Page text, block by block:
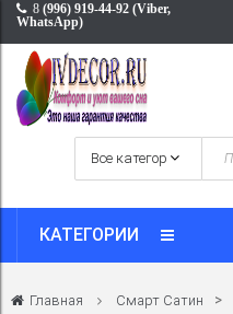
8 (996) 919-44-92 (Viber,
WhatsApp)
КАТЕГОРИИ
Главная Смарт Сатин >